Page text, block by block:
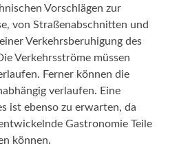
Vorschlägen zur
von Straßenabschnitten und
Verkehrsberuhigung des
Verkehrsströme müssen
Ferner können die
verlaufen. Eine
ist ebenso zu erwarten, da
Gastronomie Teile
können.